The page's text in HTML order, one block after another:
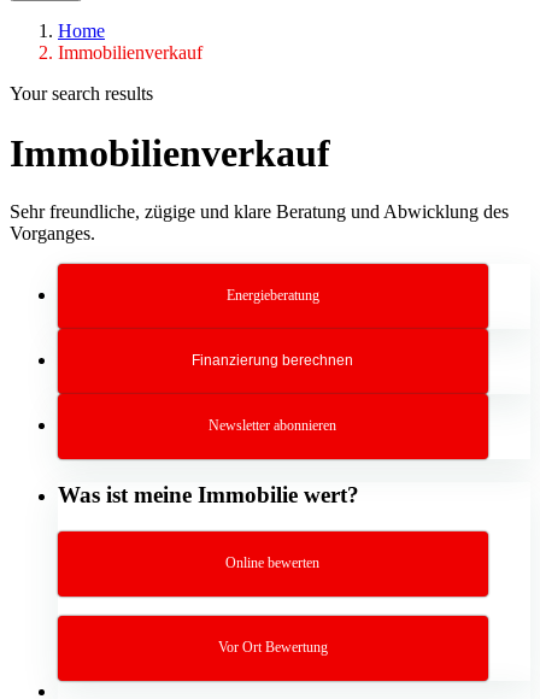
Home
Immobilienverkauf
Your search results
Immobilienverkauf
Sehr freundliche, zügige und klare Beratung und Abwicklung des
Vorganges.
Energieberatung
Finanzierung berechnen
Newsletter abonnieren
Was ist meine Immobilie wert?
Online bewerten
Vor Ort Bewertung